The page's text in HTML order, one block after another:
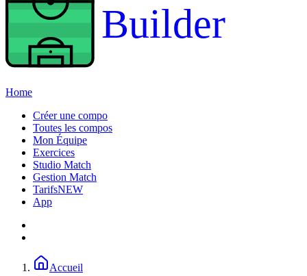
Builder
Home
Créer une compo
Toutes les compos
Mon Équipe
Exercices
Studio Match
Gestion Match
TarifsNEW
App
Accueil